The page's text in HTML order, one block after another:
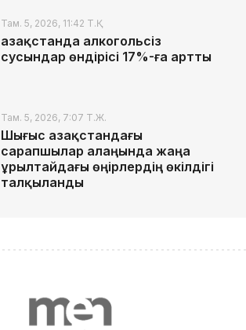
Там. 5, 2026, 11:42 Т.Қ.
Қазақстанда алкогольсіз
сусындар өндірісі 17%-ға артты
Там. 5, 2026, 7:07 Т.Ж.
Шығыс Қазақстандағы
сарапшылар алаңында жаңа
Құрылтайдағы өңірлердің өкілдігі
талқыланды